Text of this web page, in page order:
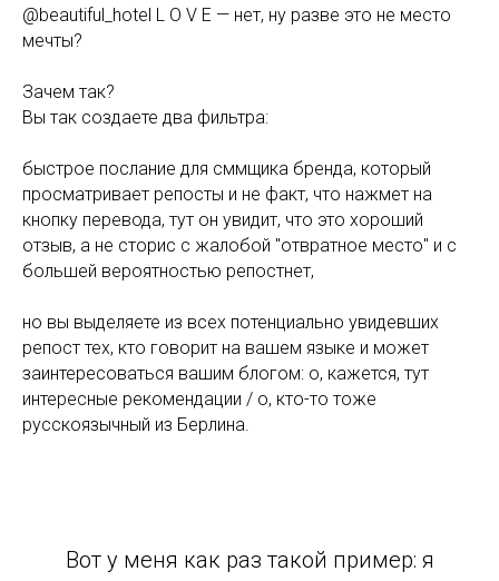
@beautiful_hotel L O V E — нет, ну разве это не место
мечты?
Зачем так?
Вы так создаете два фильтра:
быстрое послание для сммщика бренда, который
просматривает репосты и не факт, что нажмет на
кнопку перевода, тут он увидит, что это хороший
отзыв, а не сторис с жалобой "отвратное место" и с
большей вероятностью репостнет,
но вы выделяете из всех потенциально увидевших
репост тех, кто говорит на вашем языке и может
заинтересоваться вашим блогом: о, кажется, тут
интересные рекомендации / о, кто-то тоже
русскоязычный из Берлина.
Вот у меня как раз такой пример: я